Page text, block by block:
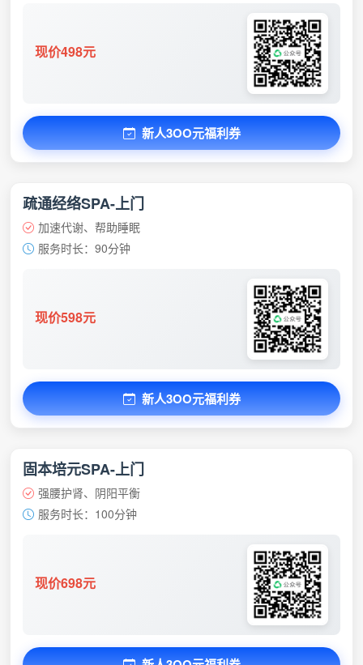
现价498元
新人3OO元福利券
疏通经络SPA-上门
加速代谢、帮助睡眠
服务时长：90分钟
现价598元
新人3OO元福利券
固本培元SPA-上门
强腰护肾、阴阳平衡
服务时长：100分钟
现价698元